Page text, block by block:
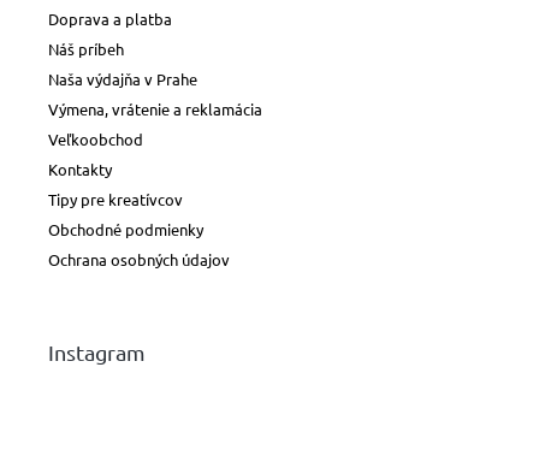
Doprava a platba
Náš príbeh
Naša výdajňa v Prahe
Výmena, vrátenie a reklamácia
Veľkoobchod
Kontakty
Tipy pre kreatívcov
Obchodné podmienky
Ochrana osobných údajov
Instagram